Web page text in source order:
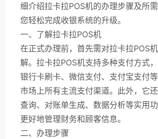
细介绍拉卡拉POS机的办理步骤及所
您轻松完成收银系统的升级。
一、了解拉卡拉POS机
在正式办理前，首先需对拉卡拉POS
解。拉卡拉POS机支持多种支付方式
银行卡刷卡、微信支付、支付宝支付
市场上所有主流支付渠道。此外，它
查询、对账单生成、数据分析等实用
更好地管理财务和顾客信息。
二、办理步骤